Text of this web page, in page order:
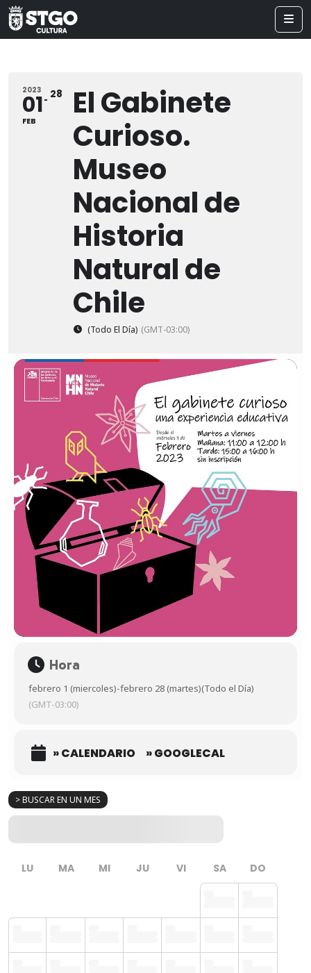
> BUSCAR EN UN MES
LU MA MI JU VI SA DO
2023
01
FEB
28
El Gabinete
Curioso.
Museo
Nacional de
Historia
Natural de
Chile
(Todo El Día) (GMT-03:00)
Hora
febrero 1 (miercoles)-febrero 28 (martes)(Todo el Día)
(GMT-03:00)
» CALENDARIO » GOOGLECAL